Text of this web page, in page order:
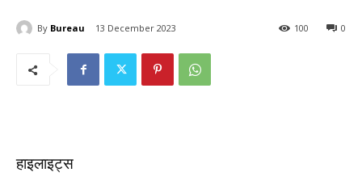
By Bureau 13 December 2023 0
100
हाइलाइट्स